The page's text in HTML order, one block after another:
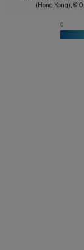
(Hong Kong), ©